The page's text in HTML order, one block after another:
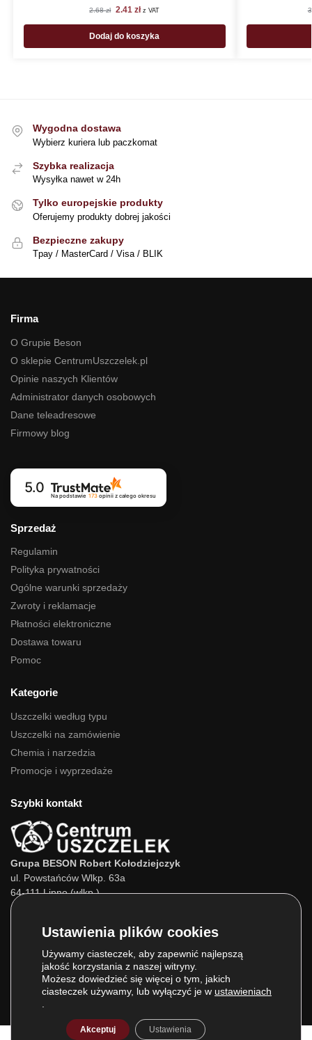
2.68zł 2.41zł z VAT
Dodaj do koszyka
Wygodna dostawa
Wybierz kuriera lub paczkomat
Szybka realizacja
Wysyłka nawet w 24h
Tylko europejskie produkty
Oferujemy produkty dobrej jakości
Bezpieczne zakupy
Tpay / MasterCard / Visa / BLIK
Firma
O Grupie Beson
O sklepie CentrumUszczelek.pl
Opinie naszych Klientów
Administrator danych osobowych
Dane teleadresowe
Firmowy blog
5.0
Na podstawie 173opinii z całego okresu
Sprzedaż
Regulamin
Polityka prywatności
Ogólne warunki sprzedaży
Zwroty i reklamacje
Płatności elektroniczne
Dostawa towaru
Pomoc
Kategorie
Uszczelki według typu
Uszczelki na zamówienie
Chemia i narzedzia
Promocje i wyprzedaże
Szybki kontakt
Grupa BESON Robert Kołodziejczyk
ul. Powstańców Wlkp. 63a
64-111 Lipno (wlkp.)
693 800 022
E-mail:info@centrumuszczelek.pl
Używamy ciasteczek, aby zapewnić najlepszą
jakość korzystania z naszej witryny.
Możesz dowiedzieć się więcej o tym, jakich
ciasteczek używamy, lub wyłączyć je w ustawieniach
Akceptuj Ustawienia